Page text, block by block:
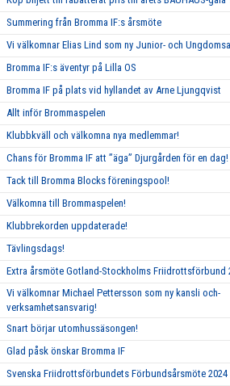
Summering från Bromma IF:s årsmöte
Vi välkomnar Elias Lind som ny Junior- och
Bromma IF:s äventyr på Lilla OS
Bromma IF på plats vid hyllandet av Arne Ljungqvist
Allt inför Brommaspelen
Klubbkväll och välkomna nya medlemmar!
Chans för Bromma IF att ”äga” Djurgården för en dag!
Tack till Bromma Blocks föreningspool!
Välkomna till Brommaspelen!
Klubbrekorden uppdaterade!
Tävlingsdags!
Extra årsmöte Gotland-Stockholms Friidrottsförbund
Vi välkomnar Michael Pettersson som ny kansli och-
verksamhetsansvarig!
Snart börjar utomhussäsongen!
Glad påsk önskar Bromma IF
Svenska Friidrottsförbundets Förbundsårsmöte 2024